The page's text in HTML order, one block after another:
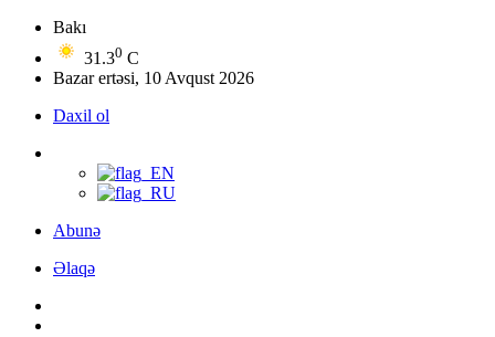
Bakı
31.30 C
Bazar ertəsi, 10 Avqust 2026
Daxil ol
Abunə
Əlaqə